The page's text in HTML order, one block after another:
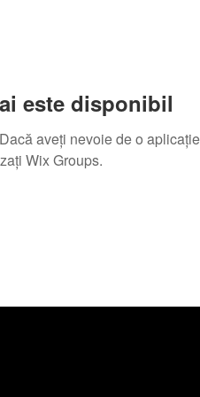
este disponibil
aveți nevoie de o
Wix Groups.